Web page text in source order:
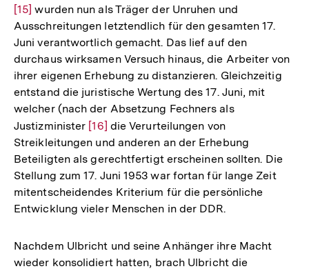
Auflösung
der
Fußnote
[15] wurden nun als Träger der Unruhen und
Ausschreitungen letztendlich für den gesamten 17.
Juni verantwortlich gemacht. Das lief auf den
durchaus wirksamen Versuch hinaus, die Arbeiter von
ihrer eigenen Erhebung zu distanzieren. Gleichzeitig
entstand die juristische Wertung des 17. Juni, mit
welcher (nach der Absetzung Fechners als
Justizminister Zur
Auflösung
der
Fußnote
[16] die Verurteilungen von
Streikleitungen und anderen an der Erhebung
Beteiligten als gerechtfertigt erscheinen sollten. Die
Stellung zum 17. Juni 1953 war fortan für lange Zeit
mitentscheidendes Kriterium für die persönliche
Entwicklung vieler Menschen in der DDR.
Nachdem Ulbricht und seine Anhänger ihre Macht
wieder konsolidiert hatten, brach Ulbricht die